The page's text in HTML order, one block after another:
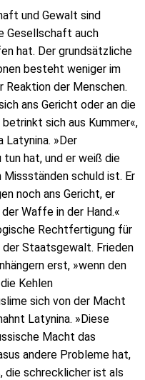
und Gewalt sind
Gesellschaft auch
hat. Der grundsätzliche
besteht weniger im
Reaktion der Menschen.
ans Gericht oder an die
sich aus Kummer«,
Latynina. »Der
tun hat, und er weiß die
schuld ist. Er
noch ans Gericht, er
Waffe in der Hand.«
Rechtfertigung für
Staatsgewalt. Frieden
erst, »wenn den
Kehlen
sich von der Macht
Latynina. »Diese
Macht das
andere Probleme hat,
die schrecklicher ist als